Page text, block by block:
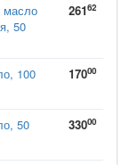
масло
50
26162
100
17000
50
33000